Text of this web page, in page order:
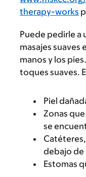
therapy-works
Puede pedirle a
masajes suaves
manos y los
toques suaves.
Piel
Zonas
se
debajo de
Estomas